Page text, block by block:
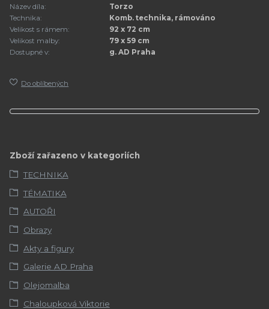
Název díla:
Torzo
Technika:
Komb. technika, rámováno
Velikost s rámem:
92 x 72 cm
Velikost malby:
79 x 59 cm
Dostupné v:
g. AD Praha
Do oblíbených
Zboží zařazeno v kategoriích
TECHNIKA
TÉMATIKA
AUTOŘI
Obrazy
Akty a figury
Galerie AD Praha
Olejomalba
Chaloupková Viktorie